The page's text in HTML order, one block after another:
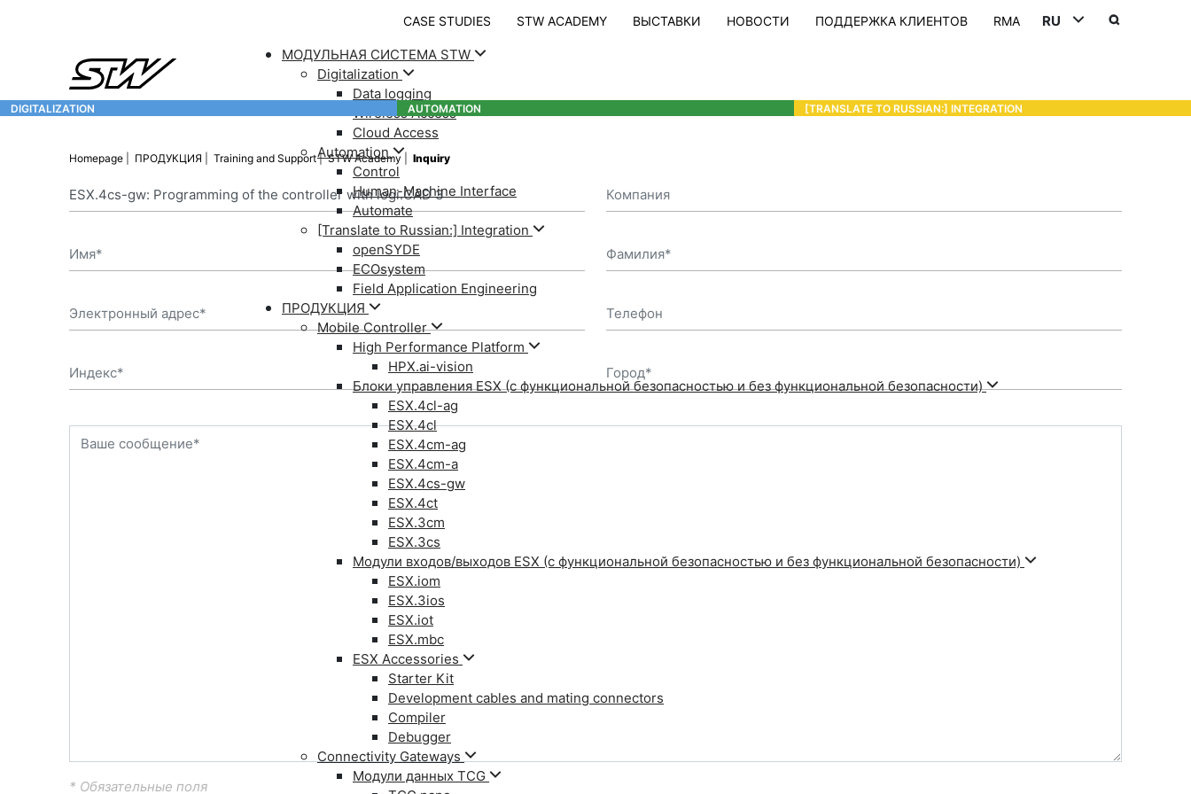
CASE STUDIES STW ACADEMY ВЫСТАВКИ НОВОСТИ ПОДДЕРЖКА КЛИЕНТОВ RMA RU
МОДУЛЬНАЯ СИСТЕМА STW
Digitalization
Data logging
Wireless Access
Cloud Access
Automation
Control
Human-Machine Interface
Automate
[Translate to Russian:] Integration
openSYDE
ECOsystem
Field Application Engineering
ПРОДУКЦИЯ
Mobile Controller
High Performance Platform
HPX.ai-vision
Блоки управления ESX (с функциональной безопасностью и без функциональной безопасности)
ESX.4cl-ag
ESX.4cl
ESX.4cm-ag
ESX.4cm-a
ESX.4cs-gw
ESX.4ct
ESX.3cm
ESX.3cs
Модули входов/выходов ESX (с функциональной безопасностью и без функциональной безопасности)
ESX.iom
ESX.3ios
ESX.iot
ESX.mbc
ESX Accessories
Starter Kit
Development cables and mating connectors
Compiler
Debugger
Connectivity Gateways
Модули данных TCG
DIGITALIZATION AUTOMATION [TRANSLATE TO RUSSIAN:] INTEGRATION
Homepage ПРОДУКЦИЯ Training and Support STW Academy Inquiry
* Обязательные поля